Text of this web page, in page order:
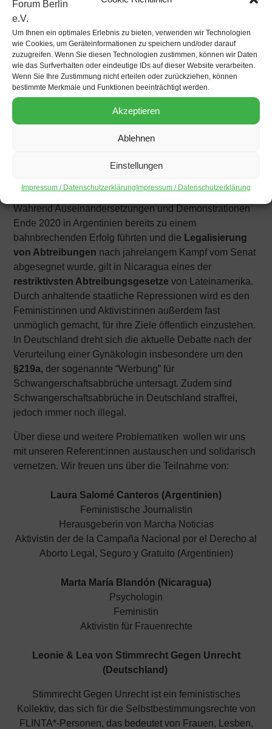
Um Ihnen ein optimales Erlebnis zu bieten, verwenden wir Technologien
wie Cookies, um Geräteinformationen zu speichern und/oder darauf
zuzugreifen. Wenn Sie diesen Technologien zustimmen, können wir Daten
wie das Surfverhalten oder eindeutige IDs auf dieser Website verarbeiten.
Wenn Sie Ihre Zustimmung nicht erteilen oder zurückziehen, können
bestimmte Merkmale und Funktionen beeinträchtigt werden.
Akzeptieren
Ablehnen
Einstellungen
Impressum / Datenschutzerklärung Impressum / Datenschutzerklärung
Körper
noch verwehrt – der Zugang zu einer legalen sicheren
und bezahlbaren Abtreibung wird in zahlreichen Ländern
durch juristische Entscheidungen und Gesetze erschwert
oder komplett unmöglich gemacht.
MitKampfansagen gegen die patriarchalen,
unterdrückenden Strukturenwie
Entscheidung”demonstrieren Feminist:innen und
Kämpfer:innen der Frauenbewegungen global sowohl
auch für das Recht auf eine sichere und legale
Abtreibung.
Während Auseinandersetzungen und Demonstrationen
Ende 2020 in Argentinien bereits zu einem
bahnbrechenden Erfolg führten und die Legalisierung
von Abtreibungen nach jahrelangem Kampf vom Senat
abgesegnet wurde, gilt in Nicaragua eines der
restriktivsten Abtreibungsgesetze von Lateinamerika.
Durch anhaltende staatliche Repressionen wird es den
Feminist:innen und Aktivist:innen außerdem fast
unmöglich gemacht, für ihre Ziele öffentlich einzustehen.
In Deutschland dreht sich die aktuelle Debatte nach der
Verurteilung einer Gynäkologin insbesondere um den
§219a, der sogenannte “Werbung” für
Schwangerschaftsabbrüche untersagt. Zudem sind
Schwangerschaftsabbrüche in Deutschland straffrei,
jedoch immer noch illegal.
Über diese und weitere Problematiken wollen wir uns
mit unseren Referent:innen austauschen und solidarisch
vernetzen. Wir freuen uns über die Teilnahme von:
Laura Salomé Canteros (Argentinien)
Feministische Journalistin
Herausgeberin von Marcha Noticias
Aktivistin der de la Campaña Nacional por el Derecho al
Aborto Legal, Seguro y Gratuito (Argentinien)
Marta María Blandón (Nicaragua)
Psychologin
Feministin
Aktivistin für Frauenrechte
Leonie & Lea von Stimmrecht Gegen Unrecht
(Deutschland)
Stimmrecht Gegen Unrecht ist ein feministisches
Kollektiv, das sich für die Selbstbestimmungsrechte von
FLINTA*-Personen, das bedeutet von Frauen, Lesben,